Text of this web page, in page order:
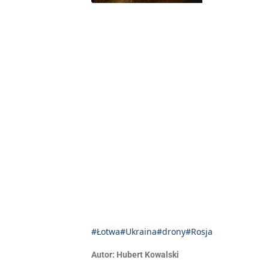
#Łotwa#Ukraina#drony#Rosja
Autor: Hubert Kowalski